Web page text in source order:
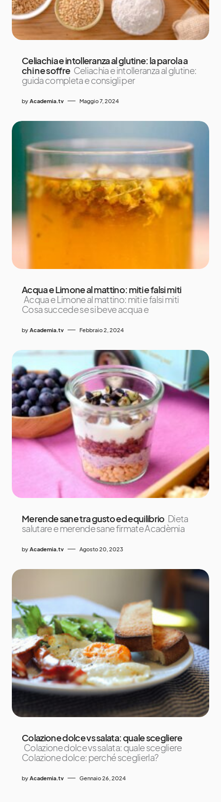
Celiachia e intolleranza al glutine: la parola a
chi ne soffre Celiachia e intolleranza al glutine:
guida completa e consigli per
by Academia.tv Maggio 7, 2024
Acqua e Limone al mattino: miti e falsi miti
Acqua e Limone al mattino: miti e falsi miti
Cosa succede se si beve acqua e
by Academia.tv Febbraio 2, 2024
Merende sane tra gusto ed equilibrio Dieta
salutare e merende sane firmate Acadèmia
by Academia.tv Agosto 20, 2023
Colazione dolce vs salata: quale scegliere
Colazione dolce vs salata: quale scegliere
Colazione dolce: perché sceglierla?
by Academia.tv Gennaio 26, 2024